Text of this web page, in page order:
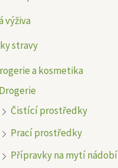
výživa
stravy
a kosmetika
Drogerie
Čistící prostředky
Prací prostředky
Přípravky na mytí nádobí